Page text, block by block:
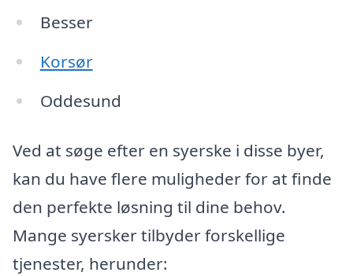
Besser
Korsør
Oddesund
Ved at søge efter en syerske i disse byer,
kan du have flere muligheder for at finde
den perfekte løsning til dine behov.
Mange syersker tilbyder forskellige
tjenester, herunder: